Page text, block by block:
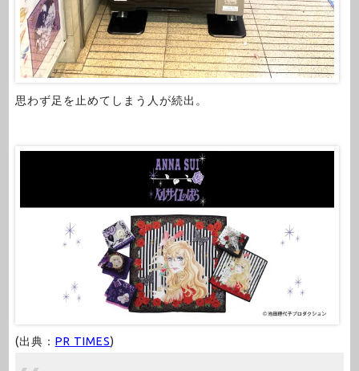
思わず足を止めてしまう人が続出。
(出典： PR TIMES)